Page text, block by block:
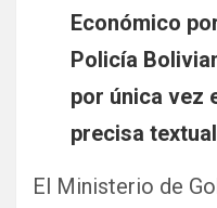
Económico
Policía
por única vez
precisa
El Ministerio de